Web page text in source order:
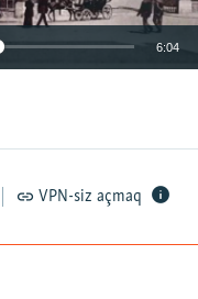
6:04
VPN-siz açmaq